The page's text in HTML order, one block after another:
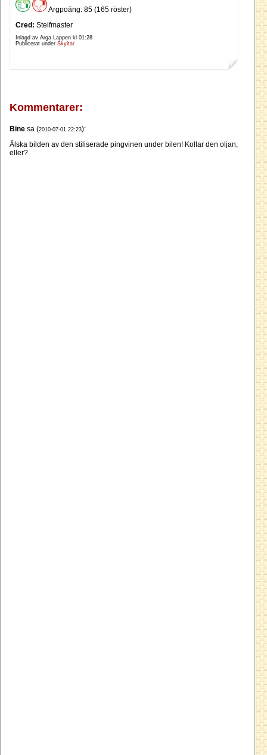
Argpoäng: 85 (165 röster)
Cred: Steifmaster
Inlagd av Arga Lappen kl 01:28
Publicerat under Skyltar
Kommentarer:
Bine sa (2010-07-01 22:23):
Älska bilden av den stiliserade pingvinen under bilen! Kollar den oljan,
eller?